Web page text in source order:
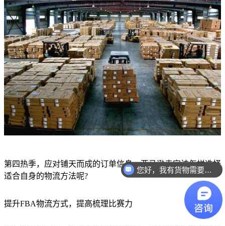
第四热季，应对铺天而成的订单信息，亚马逊卖家该怎样选择
适合自身的物流方法呢?
提升FBA物流方式，提高梳理比赛力
您好，我有货物需要你们的产品。